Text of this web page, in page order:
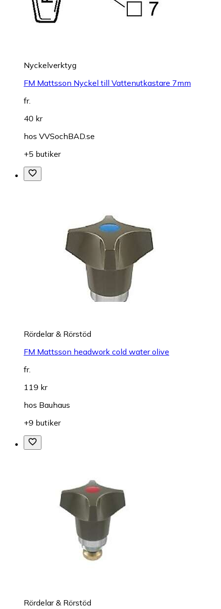
Nyckelverktyg
FM Mattsson Nyckel till Vattenutkastare 7mm
fr.
40 kr
hos VVSochBAD.se
+5 butiker
Rördelar & Rörstöd
FM Mattsson headwork cold water olive
fr.
119 kr
hos Bauhaus
+9 butiker
Rördelar & Rörstöd